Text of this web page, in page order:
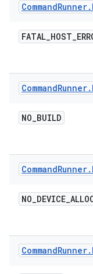
CommandRunner.
FATAL_HOST_
CommandRunner.
NO_BUILD
CommandRunner.
NO_DEVICE_
CommandRunner.